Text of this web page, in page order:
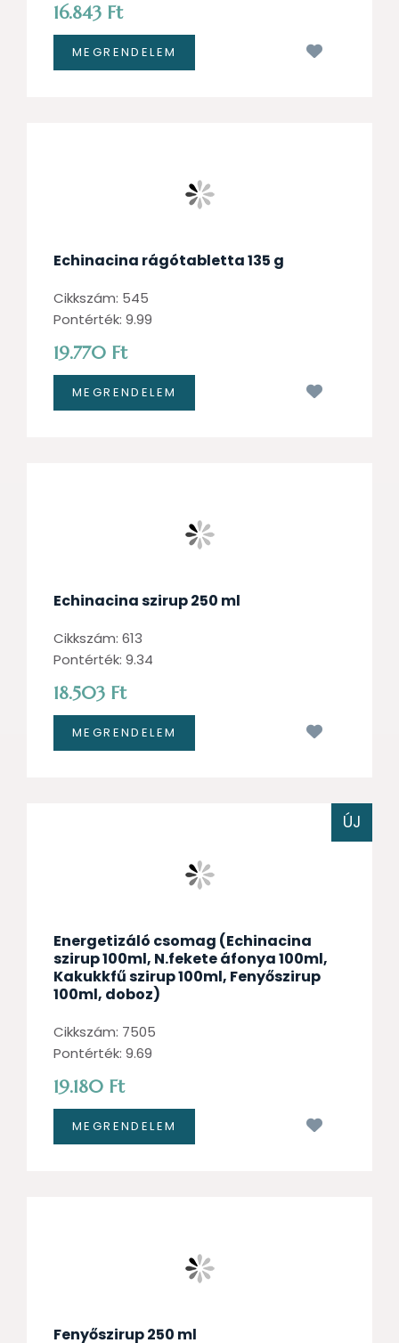
16.843 Ft
Echinacina rágótabletta 135 g
Cikkszám: 545
Pontérték: 9.99
19.770 Ft
Echinacina szirup 250 ml
Cikkszám: 613
Pontérték: 9.34
18.503 Ft
ÚJ
Energetizáló csomag (Echinacina
szirup 100ml, N.fekete áfonya 100ml,
Kakukkfű szirup 100ml, Fenyőszirup
100ml, doboz)
Cikkszám: 7505
Pontérték: 9.69
19.180 Ft
Fenyőszirup 250 ml